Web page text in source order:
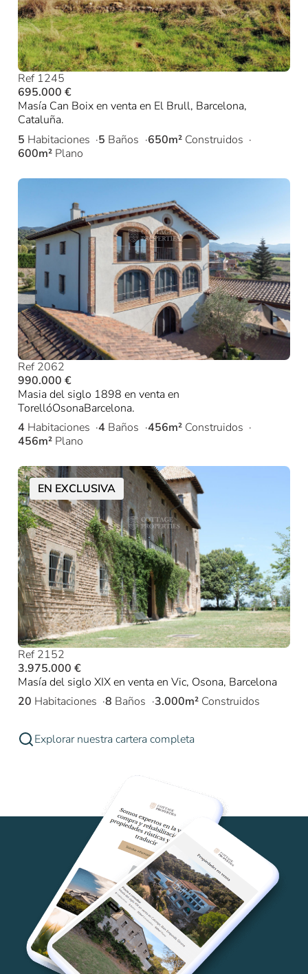
Ref 1245
695.000 €
Masía Can Boix en venta en El Brull, Barcelona,
Cataluña.
5 Habitaciones 5 Baños 650m² Construidos
600m² Plano
Ref 2062
990.000 €
Masia del siglo 1898 en venta en
TorellóOsonaBarcelona.
4 Habitaciones 4 Baños 456m² Construidos
456m² Plano
EN EXCLUSIVA
Ref 2152
3.975.000 €
Masía del siglo XIX en venta en Vic, Osona, Barcelona
20 Habitaciones 8 Baños 3.000m² Construidos
Explorar nuestra cartera completa